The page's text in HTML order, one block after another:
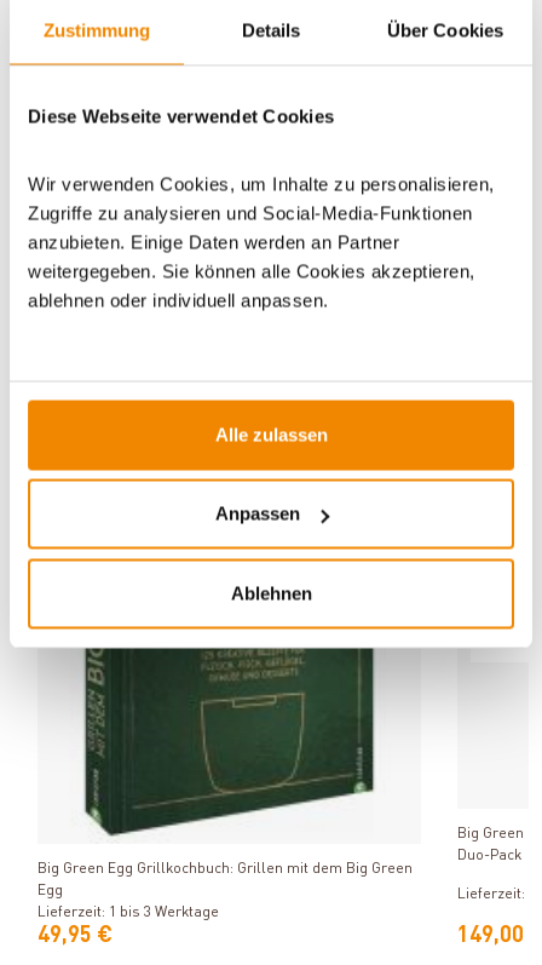
Zustimmung Details Über Cookies
Diese Webseite verwendet Cookies
Wir verwenden Cookies, um Inhalte zu personalisieren,
Zugriffe zu analysieren und Social-Media-Funktionen
anzubieten. Einige Daten werden an Partner
weitergegeben. Sie können alle Cookies akzeptieren,
ablehnen oder individuell anpassen.
Alle zulassen
Anpassen
Ablehnen
und Grillsoßen| Rubs und Marinaden
Produkt ansehen
Big Green Egg Grillkochbuch: Grillen mit dem Big Green
Egg
Lieferzeit: 1 bis 3 Werktage
49,95 €
Big Green
Duo-Pack
Lieferzeit: 1
149,00